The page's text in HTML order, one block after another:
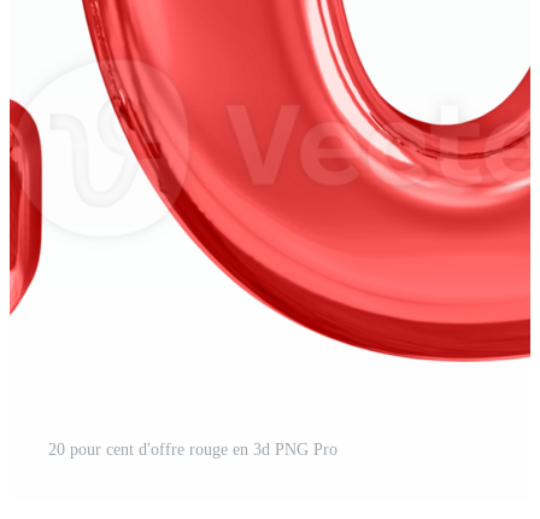
20 pour cent d'offre rouge en 3d PNG Pro